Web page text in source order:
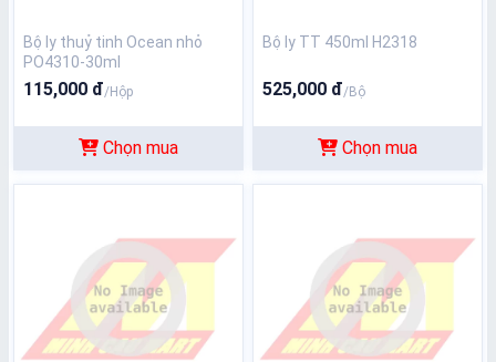
Bộ ly thuỷ tinh Ocean nhỏ
PO4310-30ml
115,000 đ/Hộp
Chọn mua
Bộ ly TT 450ml H2318
525,000 đ/Bộ
Chọn mua